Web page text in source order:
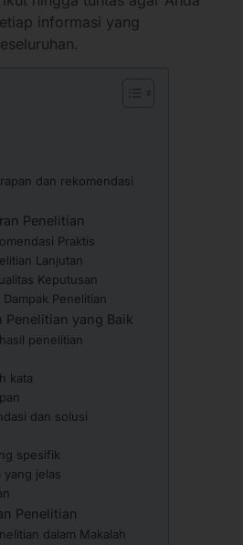
informasi yang
dan rekomendasi
Penelitian
Praktis
Lanjutan
Keputusan
Penelitian
Penelitian yang Baik
penelitian
kata
dan solusi
spesifik
yang jelas
Penelitian
dalam Makalah